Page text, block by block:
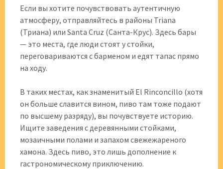
Если вы хотите почувствовать аутентичную
атмосферу, отправляйтесь в районы Triana
(Триана) или Santa Cruz (Санта-Крус). Здесь бары
— это места, где люди стоят у стойки,
переговариваются с барменом и едят тапас прямо
на ходу.
В таких местах, как знаменитый El Rinconcillo (хотя
он больше славится вином, пиво там тоже подают
по высшему разряду), вы почувствуете историю.
Ищите заведения с деревянными стойками,
мозаичными полами и запахом свежежареного
хамона. Здесь пиво, это лишь дополнение к
гастрономическому приключению.